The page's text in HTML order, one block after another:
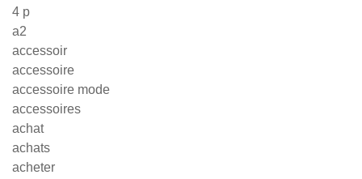
4 p
a2
accessoir
accessoire
accessoire mode
accessoires
achat
achats
acheter